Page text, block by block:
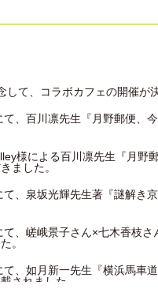
して、コラボカフェの開催が
て、百川凛先生『月野郵便
様による百川凛先生『月
ました。
て、泉坂光輝先生著『謎解
て、嵯峨景子さん×七木香枝
。
て、如月新一先生『横浜馬
されました